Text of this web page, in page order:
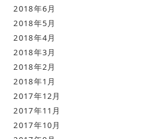
2018年6月
2018年5月
2018年4月
2018年3月
2018年2月
2018年1月
2017年12月
2017年11月
2017年10月